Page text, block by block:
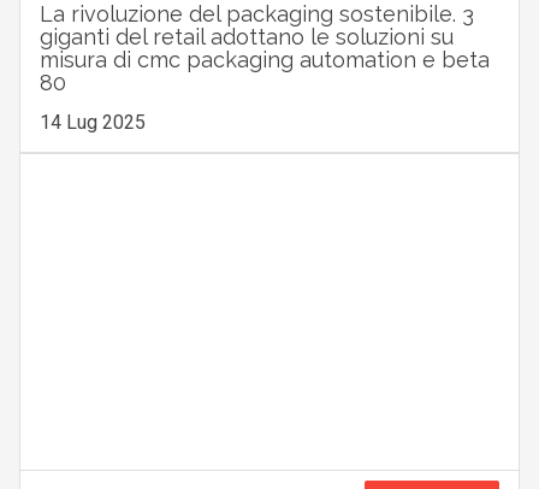
La rivoluzione del packaging sostenibile. 3
giganti del retail adottano le soluzioni su
misura di cmc packaging automation e beta
80
14 Lug 2025